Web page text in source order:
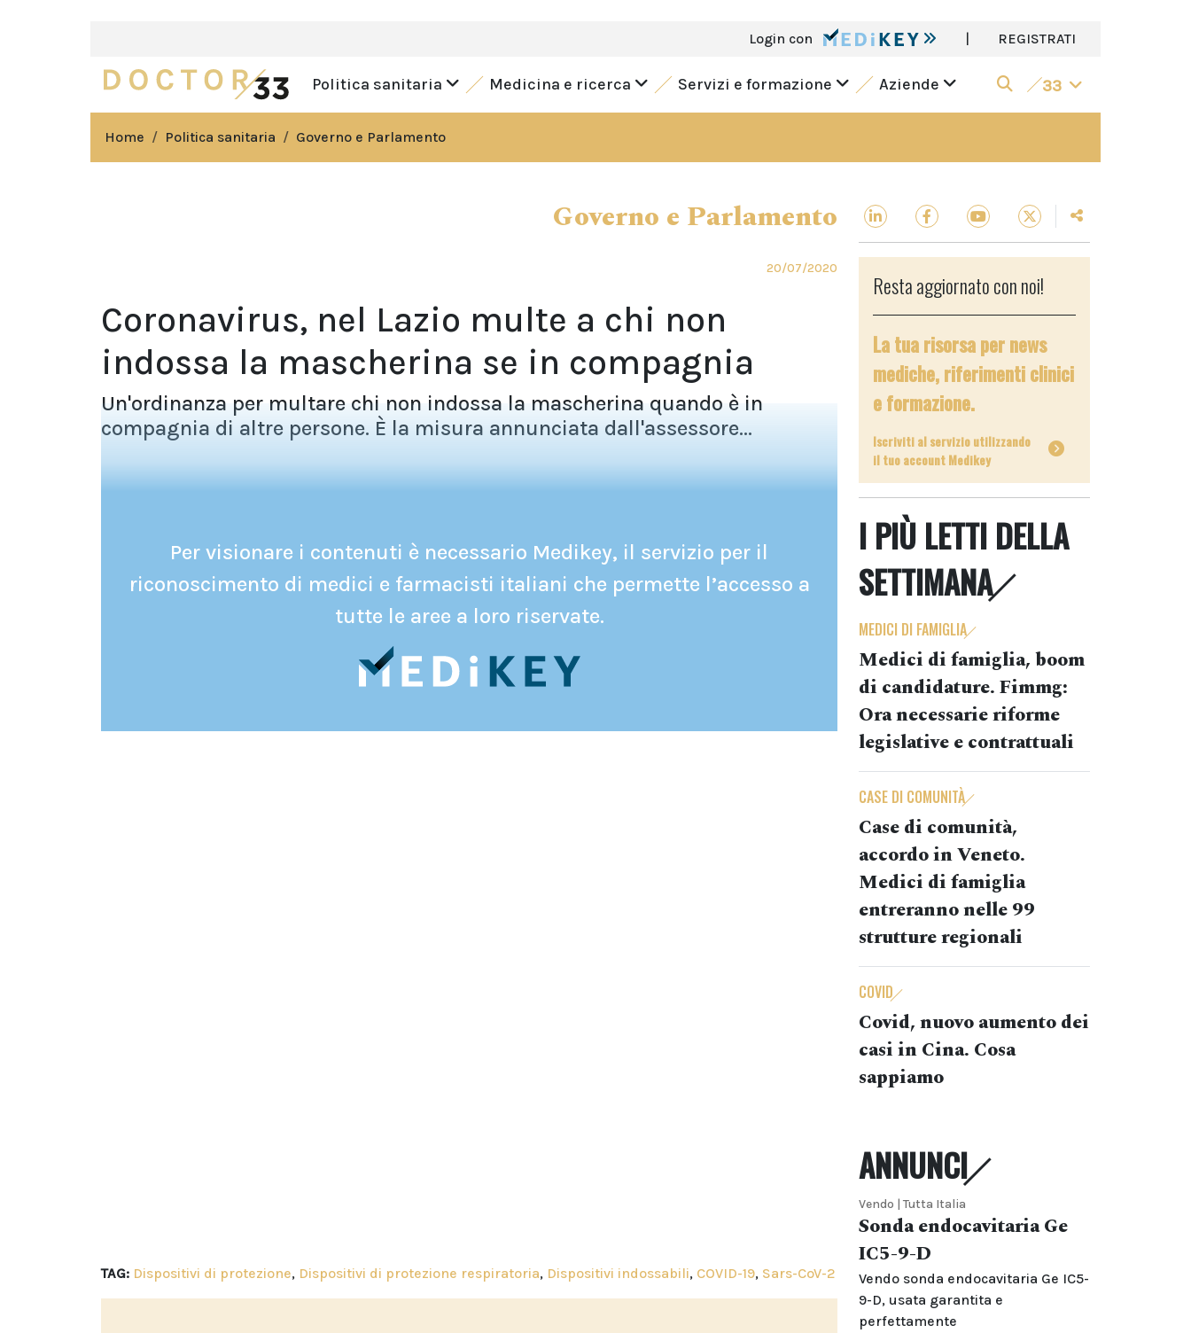
Login con | REGISTRATI
Politica sanitaria Medicina e ricerca Servizi e formazione Aziende 33
Home Politica sanitaria Governo e Parlamento
Governo e Parlamento
20/07/2020
Coronavirus, nel Lazio multe a chi non
indossa la mascherina se in compagnia
Un'ordinanza per multare chi non indossa la mascherina quando è in
compagnia di altre persone. È la misura annunciata dall'assessore...
Per visionare i contenuti è necessario Medikey, il servizio per il
riconoscimento di medici e farmacisti italiani che permette l’accesso a
tutte le aree a loro riservate.
TAG: Dispositivi di protezione, Dispositivi di protezione respiratoria, Dispositivi indossabili, COVID-19, Sars-CoV-2
Resta aggiornato con noi!
La tua risorsa per news
mediche, riferimenti clinici
e formazione.
Iscriviti al servizio utilizzando
il tuo account Medikey
I PIÙ LETTI DELLA
SETTIMANA
MEDICI DI FAMIGLIA
Medici di famiglia, boom
di candidature. Fimmg:
Ora necessarie riforme
legislative e contrattuali
CASE DI COMUNITÀ
Case di comunità,
accordo in Veneto.
Medici di famiglia
entreranno nelle 99
strutture regionali
COVID
Covid, nuovo aumento dei
casi in Cina. Cosa
sappiamo
ANNUNCI
Vendo | Tutta Italia
Sonda endocavitaria Ge
IC5-9-D
Vendo sonda endocavitaria Ge IC5-
9-D, usata garantita e
perfettamente